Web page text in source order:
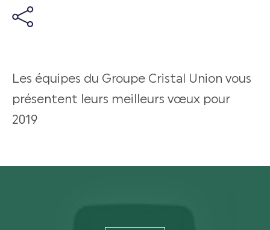
Les équipes du Groupe Cristal Union vous
présentent leurs meilleurs vœux pour
2019